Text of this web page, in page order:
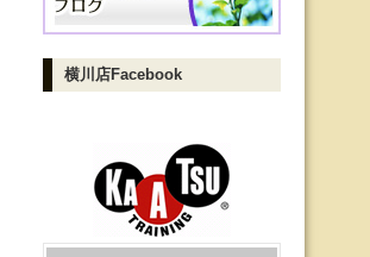
横川店Facebook